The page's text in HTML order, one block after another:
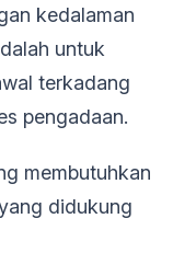
kedalaman
untuk
terkadang
pengadaan.
membutuhkan
didukung